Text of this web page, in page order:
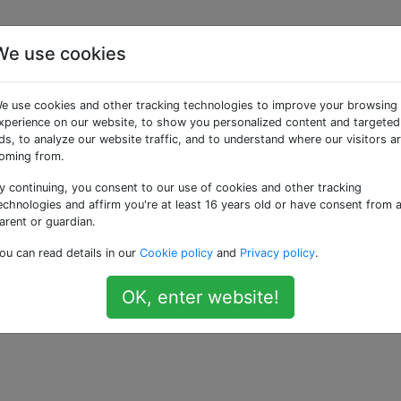
viele Himmelsobjekte (Planeten, Kometen, Sterne,
sie?
use cookies
use cookies and other tracking technologies to improve your browsing
on our website, to show you personalized content and targeted
to analyze our website traffic, and to understand where our visitors
from.
continuing, you consent to our use of cookies and other tracking
and affirm you're at least 16 years old or have consent from a
or guardian.
can read details in our Cookie policy and Privacy policy.
OK, enter website!